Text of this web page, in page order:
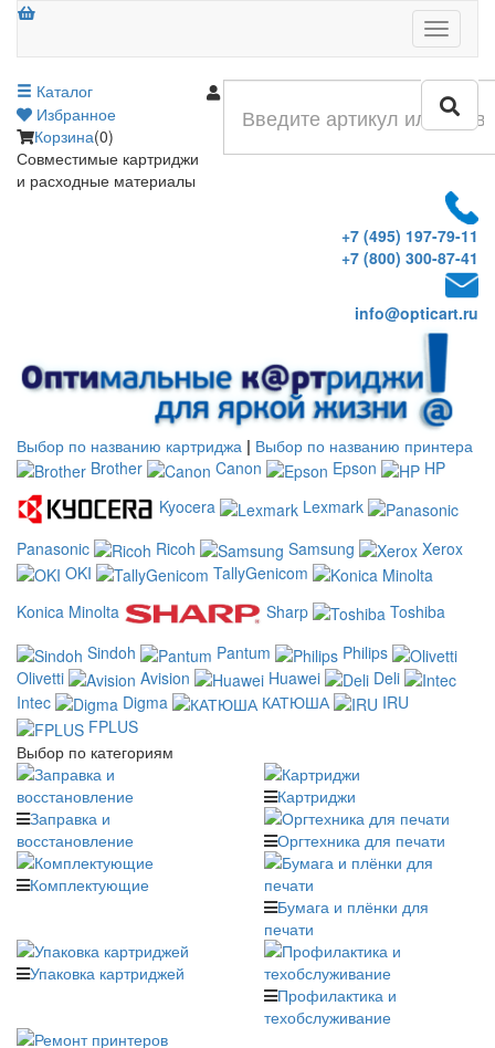
Меню
Каталог
Избранное
Корзина(0)
Совместимые картриджи
и расходные материалы
+7 (495) 197-79-11
+7 (800) 300-87-41
info@opticart.ru
Выбор по названию картриджа | Выбор по названию принтера
Brother
Canon Epson
HP
Kyocera
Lexmark
Panasonic
Ricoh Samsung
Xerox
OKI
TallyGenicom
Konica Minolta
Sharp
Toshiba
Sindoh
Pantum
Philips
Olivetti
Avision Huawei
Deli
Intec
Digma КАТЮША
IRU
FPLUS
Выбор по категориям
Заправка и
восстановление
Картриджи
Оргтехника для печати
Комплектующие
Бумага и плёнки для
печати
Упаковка картриджей
Профилактика и
техобслуживание